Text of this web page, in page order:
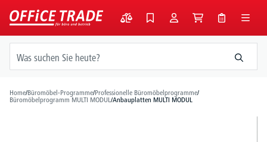
springen
Home/Büromöbel-Programme/Professionelle Büromöbelprogramme/
Büromöbelprogramm MULTI MODUL/Anbauplatten MULTI MODUL